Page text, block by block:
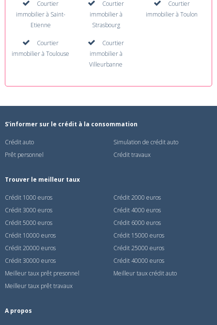
Courtier
immobilier à Saint-
Etienne
Courtier
immobilier à
Strasbourg
Courtier
immobilier à Toulon
Courtier
immobilier à Toulouse
Courtier
immobilier à
Villeurbanne
S'informer sur le crédit à la consommation
Crédit auto
Simulation de crédit auto
Prêt personnel
Crédit travaux
Trouver le meilleur taux
Crédit 1000 euros
Crédit 2000 euros
Crédit 3000 euros
Crédit 4000 euros
Crédit 5000 euros
Crédit 6000 euros
Crédit 10000 euros
Crédit 15000 euros
Crédit 20000 euros
Crédit 25000 euros
Crédit 30000 euros
Crédit 40000 euros
Meilleur taux prêt presonnel
Meilleur taux crédit auto
Meilleur taux prêt travaux
A propos